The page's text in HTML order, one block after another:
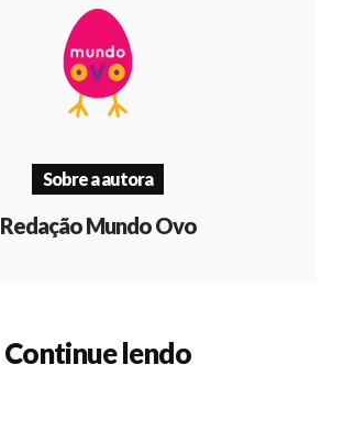
Sobre a autora
Redação Mundo Ovo
Continue lendo